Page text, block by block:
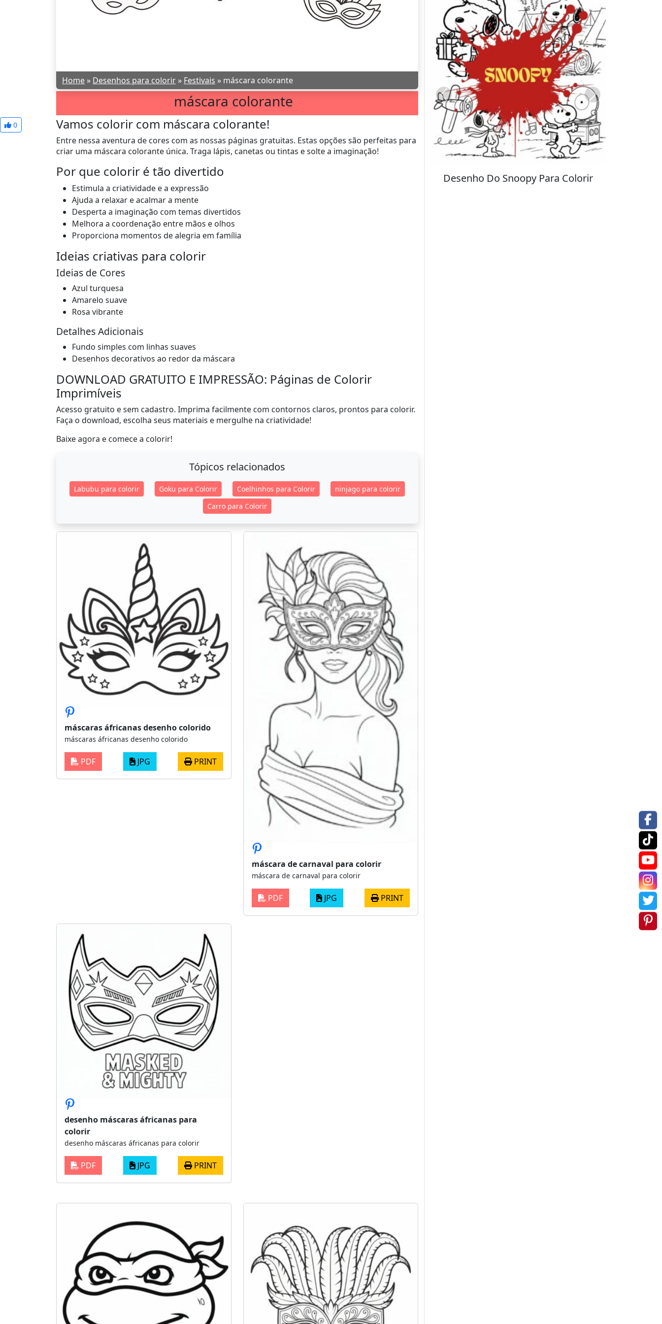
Home » Desenhos para colorir » Festivais » máscara colorante
máscara colorante
0 Vamos colorir com máscara colorante!
Entre nessa aventura de cores com as nossas páginas gratuitas. Estas opções são perfeitas para
criar uma máscara colorante única. Traga lápis, canetas ou tintas e solte a imaginação!
Por que colorir é tão divertido
Estimula a criatividade e a expressão
Ajuda a relaxar e acalmar a mente
Desperta a imaginação com temas divertidos
Melhora a coordenação entre mãos e olhos
Proporciona momentos de alegria em família
Ideias criativas para colorir
Ideias de Cores
Azul turquesa
Amarelo suave
Rosa vibrante
Detalhes Adicionais
Fundo simples com linhas suaves
Desenhos decorativos ao redor da máscara
DOWNLOAD GRATUITO E IMPRESSÃO: Páginas de Colorir
Imprimíveis
Acesso gratuito e sem cadastro. Imprima facilmente com contornos claros, prontos para colorir.
Faça o download, escolha seus materiais e mergulhe na criatividade!
Baixe agora e comece a colorir!
Tópicos relacionados
Labubu para colorir Goku para Colorir Coelhinhos para Colorir
ninjago para colorir
Carro para Colorir
máscaras áfricanas desenho colorido
máscaras áfricanas desenho colorido
PDF JPG PRINT
máscara de carnaval para colorir
máscara de carnaval para colorir
PDF JPG PRINT
desenho máscaras áfricanas para
colorir
desenho máscaras áfricanas para colorir
PDF JPG PRINT
Stitch para Colorir
Previous Next